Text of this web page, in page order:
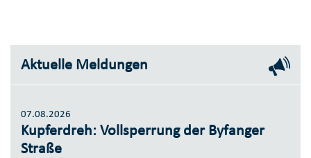
Aktuelle Meldungen
07.08.2026
Kupferdreh: Vollsperrung der Byfanger
Straße